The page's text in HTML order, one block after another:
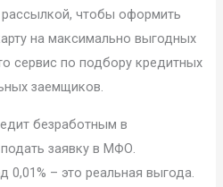
чтобы оформить
на максимально выгодных
сервис по подбору кредитных
заемщиков.
безработным в
заявку в МФО.
0,01% – это реальная выгода.